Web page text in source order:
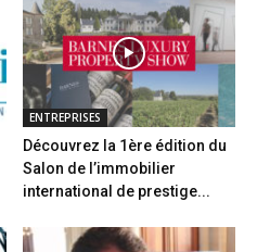
ENTREPRISES
Découvrez la 1ère édition du
Salon de l’immobilier
international de prestige...